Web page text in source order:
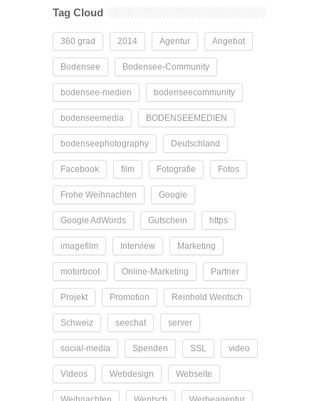
Tag Cloud
360 grad 2014 Agentur Angebot
Bodensee Bodensee-Community
bodensee-medien bodenseecommunity
bodenseemedia BODENSEEMEDIEN
bodenseephotography Deutschland
Facebook film Fotografie Fotos
Frohe Weihnachten Google
Google AdWords Gutschein https
imagefilm Interview Marketing
motorboot Online-Marketing Partner
Projekt Promotion Reinhold Wentsch
Schweiz seechat server
social-media Spenden SSL video
Videos Webdesign Webseite